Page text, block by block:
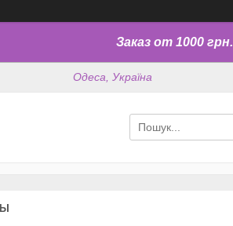
Заказ от 1000 грн.
Одеса, Україна